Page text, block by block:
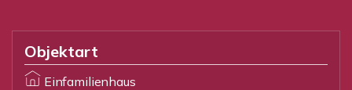
Objektart
Einfamilienhaus